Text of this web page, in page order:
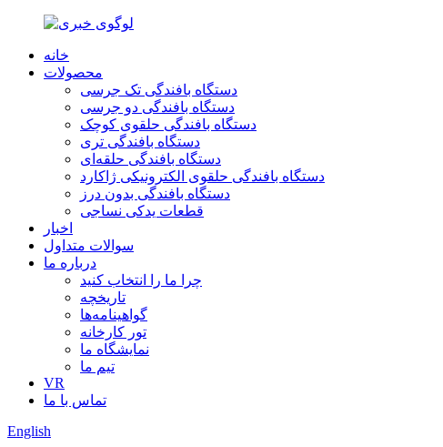
خانه
محصولات
دستگاه بافندگی تک جرسی
دستگاه بافندگی دو جرسی
دستگاه بافندگی حلقوی کوچک
دستگاه بافندگی تری
دستگاه بافندگی حلقه‌ای
دستگاه بافندگی حلقوی الکترونیکی ژاکارد
دستگاه بافندگی بدون درز
قطعات یدکی نساجی
اخبار
سوالات متداول
درباره ما
چرا ما را انتخاب کنید
تاریخچه
گواهینامه‌ها
تور کارخانه
نمایشگاه ما
تیم ما
VR
تماس با ما
English